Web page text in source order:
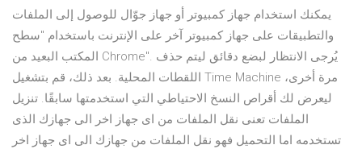
يمكنك استخدام جهاز كمبيوتر أو جهاز جوّال للوصول إلى الملفات
والتطبيقات على جهاز كمبيوتر آخر على الإنترنت باستخدام "سطح
المكتب البعيد من Chrome". يُرجى الانتظار لبضع دقائق ليتم حذف
اللقطات المحلية. بعد ذلك، قم بتشغيل Time Machine مرة أخرى،
ليعرض لك أقراص النسخ الاحتياطي التي استخدمتها سابقًا. تنزيل
الملفات تعنى نقل الملفات من اى جهاز اخر الى جهازك الذى
تستخدمه اما التحميل فهو نقل الملفات من جهازك الى اى جهاز اخر